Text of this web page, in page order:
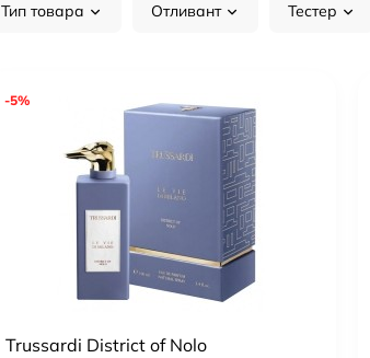
Тип товара Отливант Тестер
-5%
Trussardi District of Nolo